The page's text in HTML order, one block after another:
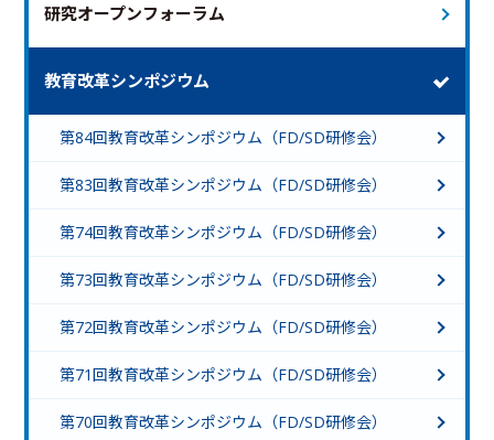
研究オープンフォーラム
教育改革シンポジウム
第84回教育改革シンポジウム（FD/SD研修会）
第83回教育改革シンポジウム（FD/SD研修会）
第74回教育改革シンポジウム（FD/SD研修会）
第73回教育改革シンポジウム（FD/SD研修会）
第72回教育改革シンポジウム（FD/SD研修会）
第71回教育改革シンポジウム（FD/SD研修会）
第70回教育改革シンポジウム（FD/SD研修会）